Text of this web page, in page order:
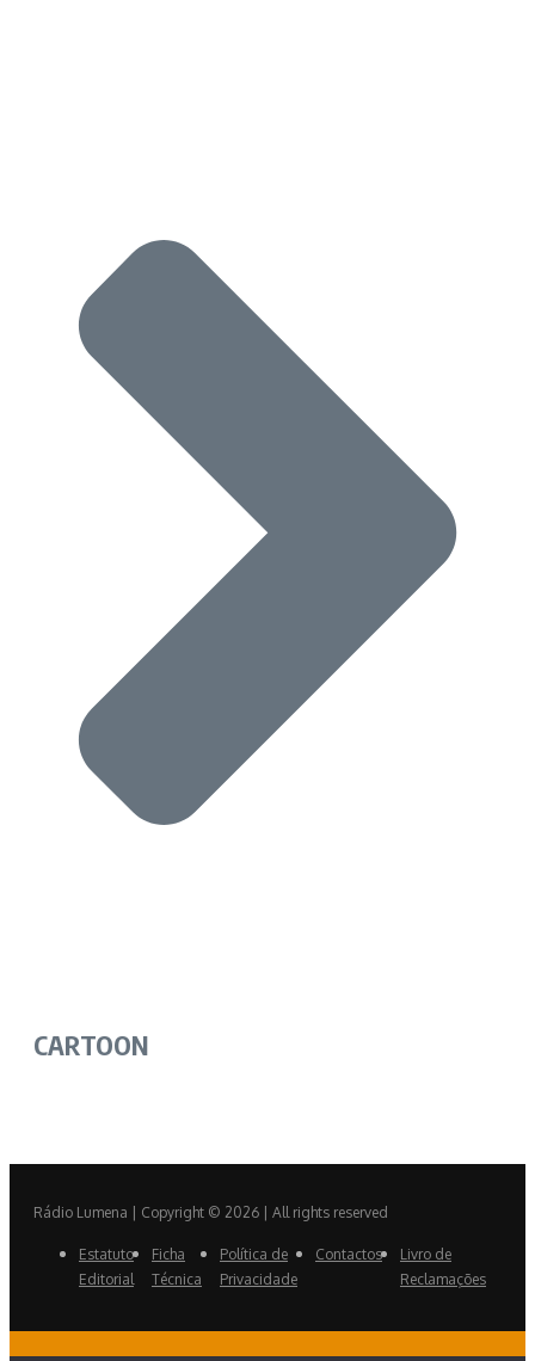
CARTOON
Rádio Lumena | Copyright © 2026 | All rights reserved
Estatuto
Editorial
Ficha
Técnica
Política de
Privacidade
Contactos
Livro de
Reclamações